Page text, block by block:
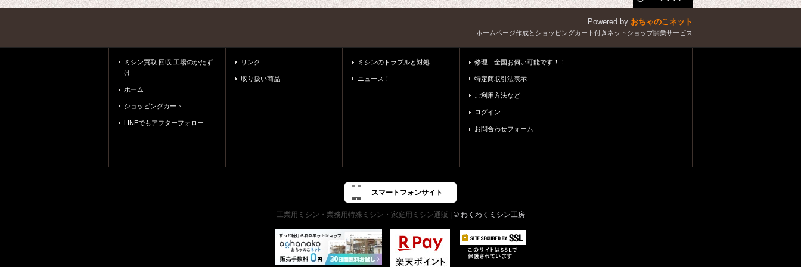
Powered by おちゃのこネット
ホームページ作成とショッピングカート付きネットショップ開業サービス
ミシン買取 回収 工場のかたず
け
ホーム
ショッピングカート
LINEでもアフターフォロー
リンク
取り扱い商品
ミシンのトラブルと対処
ニュース！
修理 全国お伺い可能です！！
特定商取引法表示
ご利用方法など
ログイン
お問合わせフォーム
スマートフォンサイト
工業用ミシン・業務用特殊ミシン・家庭用ミシン通販 | © わくわくミシン工房